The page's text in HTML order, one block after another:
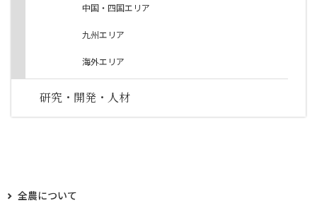
中国・四国エリア
九州エリア
海外エリア
研究・開発・人材
全農について